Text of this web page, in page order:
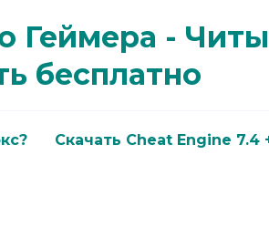
Геймера -
бесплатно
Скачать Cheat Engine 7.4